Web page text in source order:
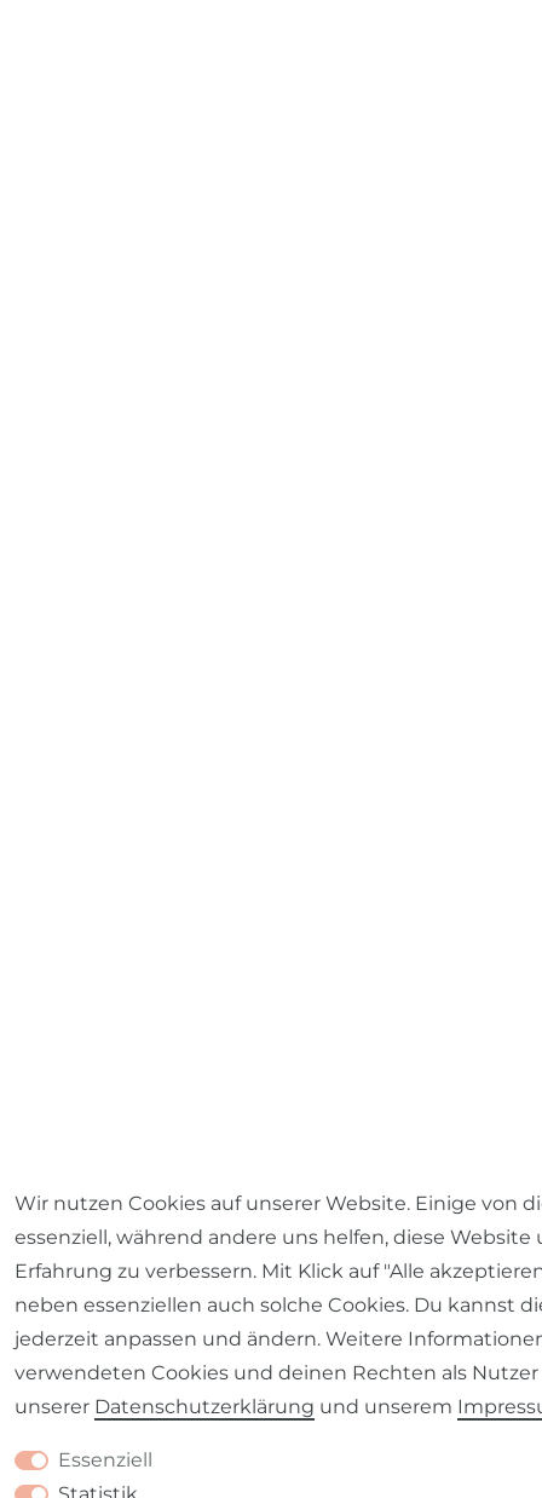
Wir nutzen Cookies auf unserer Website. Einige von
essenziell, während andere uns helfen, diese Website
Erfahrung zu verbessern. Mit Klick auf "Alle
neben essenziellen auch solche Cookies. Du kannst
jederzeit anpassen und ändern. Weitere
verwendeten Cookies und deinen Rechten als
unserer Daten­schutz­erklärung und unserem
Essenziell